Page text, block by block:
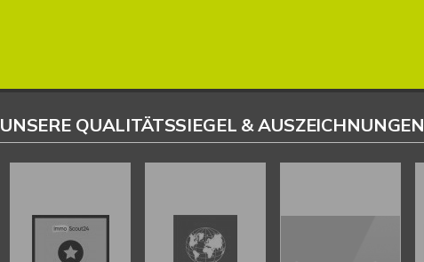
UNSERE QUALITÄTSSIEGEL & AUSZEICHNUNGEN